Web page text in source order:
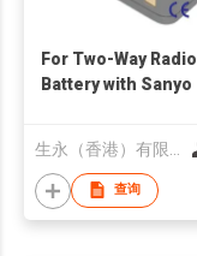
For Two-Way Radio
Battery with Sanyo
查询